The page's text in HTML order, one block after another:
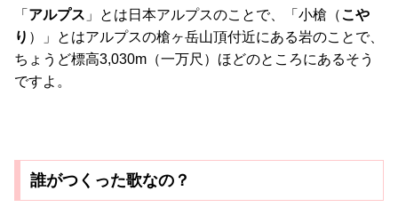
「 アルプス 」とは日本アルプスのことで、「小槍（こや
り ）」とはアルプスの槍ヶ岳山頂付近にある岩のことで、
ちょうど標高3,030m（一万尺）ほどのところにあるそう
ですよ。
誰がつくった歌なの？